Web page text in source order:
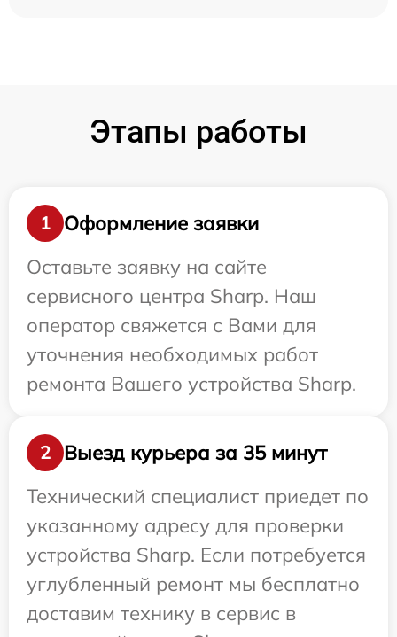
Этапы работы
1
Оформление заявки
Оставьте заявку на сайте
сервисного центра Sharp. Наш
оператор свяжется с Вами для
уточнения необходимых работ
ремонта Вашего устройства Sharp.
2
Выезд курьера за 35 минут
Технический специалист приедет по
указанному адресу для проверки
устройства Sharp. Если потребуется
углубленный ремонт мы бесплатно
доставим технику в сервис в